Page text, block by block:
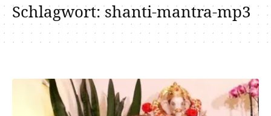
Schlagwort:shanti-mantra-mp3